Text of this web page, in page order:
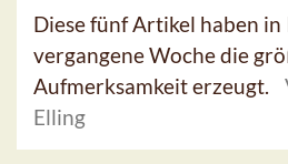
Diese fünf Artikel haben
vergangene Woche die
Aufmerksamkeit erzeugt.
Elling